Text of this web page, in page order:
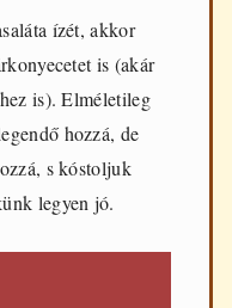
ízét, akkor
is (akár
is). Elméletileg
hozzá, de
s kóstoljuk
legyen jó.